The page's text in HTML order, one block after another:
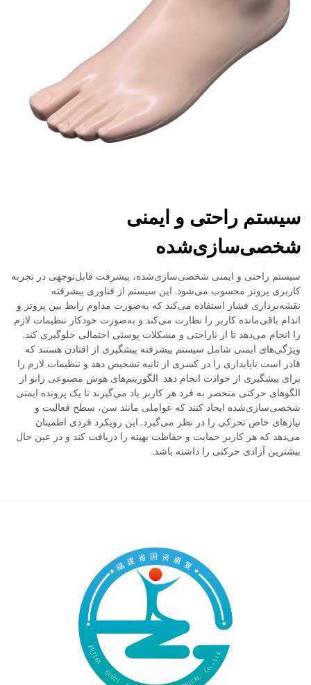
سیستم راحتی و ایمنی
شخصی‌سازی‌شده
سیستم راحتی و ایمنی شخصی‌سازی‌شده، پیشرفت قابل‌توجهی در تجربه
کاربری پروتز محسوب می‌شود. این سیستم از فناوری پیشرفته
نقشه‌برداری فشار استفاده می‌کند که به‌صورت مداوم رابط بین پروتز و
اندام باقی‌مانده کاربر را نظارت می‌کند و به‌صورت خودکار تنظیمات لازم
را انجام می‌دهد تا از ناراحتی و مشکلات پوستی احتمالی جلوگیری کند.
ویژگی‌های ایمنی شامل سیستم پیشرفته پیشگیری از افتادن هستند که
قادر است ناپایداری را در کسری از ثانیه تشخیص دهد و تنظیمات لازم را
برای پیشگیری از حوادث انجام دهد. الگوریتم‌های هوش مصنوعی زانو از
الگوهای حرکتی منحصر به فرد هر کاربر یاد می‌گیرند تا یک پرونده ایمنی
شخصی‌سازی‌شده ایجاد کنند که عواملی مانند سن، سطح فعالیت و
نیازهای خاص تحرکی را در نظر می‌گیرد. این رویکرد فردی اطمینان
می‌دهد که هر کاربر حمایت و حفاظت بهینه را دریافت کند و در عین حال
بیشترین آزادی حرکتی را داشته باشد.